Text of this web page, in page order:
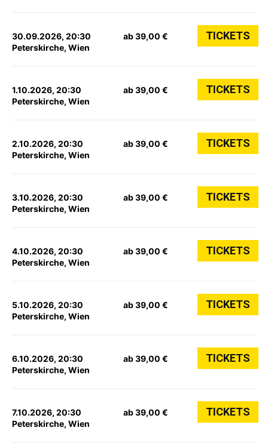
30.09.2026, 20:30
Peterskirche, Wien
ab 39,00 € TICKETS
1.10.2026, 20:30
Peterskirche, Wien
ab 39,00 € TICKETS
2.10.2026, 20:30
Peterskirche, Wien
ab 39,00 € TICKETS
3.10.2026, 20:30
Peterskirche, Wien
ab 39,00 € TICKETS
4.10.2026, 20:30
Peterskirche, Wien
ab 39,00 € TICKETS
5.10.2026, 20:30
Peterskirche, Wien
ab 39,00 € TICKETS
6.10.2026, 20:30
Peterskirche, Wien
ab 39,00 € TICKETS
7.10.2026, 20:30
Peterskirche, Wien
ab 39,00 € TICKETS